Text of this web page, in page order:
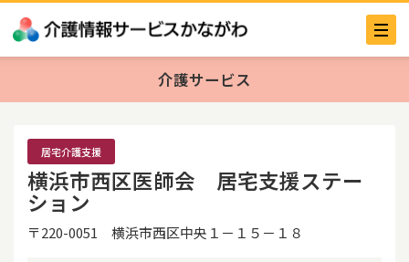
介護サービス
居宅介護支援
横浜市西区医師会 居宅支援ステー
ション
〒220-0051 横浜市西区中央１－１５－１８